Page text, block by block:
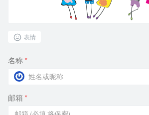
表情
名称 *
邮箱 *